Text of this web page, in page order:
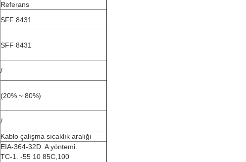
Referans
SFF 8431
SFF 8431
/
(20% ~ 80%)
/
Kablo çalışma sıcaklık aralığı
EIA-364-32D. A yöntemi.
TC-1. -55 10 85C,100